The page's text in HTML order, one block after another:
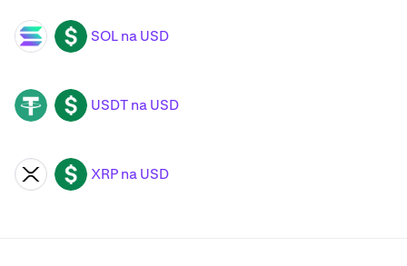
SOL USD SOL na USD
USDT USD USDT na USD
XRP USD XRP na USD